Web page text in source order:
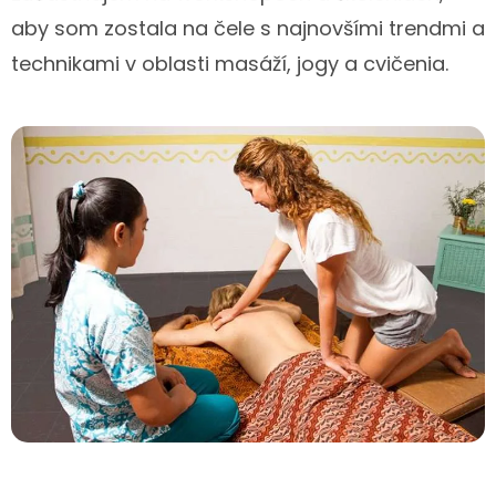
aby som zostala na čele s najnovšími trendmi a
technikami v oblasti masáží, jogy a cvičenia.